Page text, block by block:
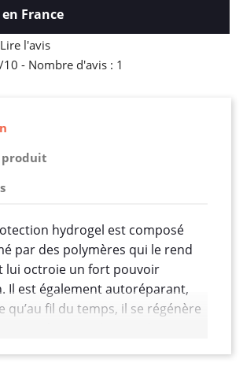
France
Lire l'avis
/10 - Nombre d'avis : 1
produit
hydrogel est composé
par des polymères qui le rend
lui octroie un fort pouvoir
Il est également autoréparant,
qu’au fil du temps, il se régénère
son état initial. Dites donc